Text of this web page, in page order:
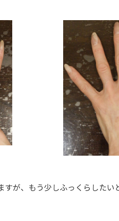
が、もう少しふっくらした